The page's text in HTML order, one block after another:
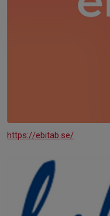
https://ebitab.se/